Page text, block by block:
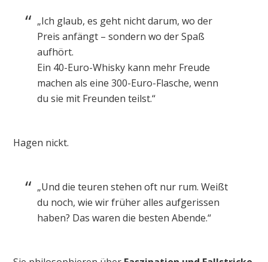
„Ich glaub, es geht nicht darum, wo der
Preis anfängt – sondern wo der Spaß
aufhört.
Ein 40-Euro-Whisky kann mehr Freude
machen als eine 300-Euro-Flasche, wenn
du sie mit Freunden teilst.“
Hagen nickt.
„Und die teuren stehen oft nur rum. Weißt
du noch, wie wir früher alles aufgerissen
haben? Das waren die besten Abende.“